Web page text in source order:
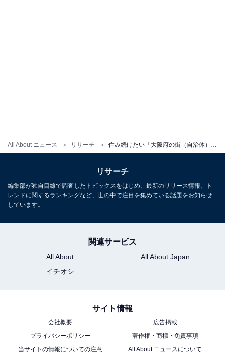
All About ニュース リサーチ
リサーチ
編集部が独自目線で調査したトピックスをはじめ、最新のリリース情報、ト
レンドに関するランキングなど、世の中で注目を集めている話題をお知らせ
しています。
関連サービス
All About
All About Japan
イチオシ
サイト情報
会社概要
広告掲載
プライバシーポリシー
著作権・商標・免責事項
当サイトの情報についての注意
All About ニュースについて